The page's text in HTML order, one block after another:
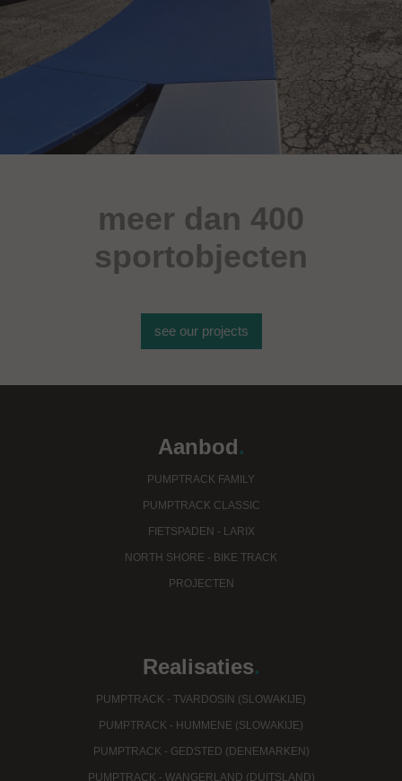
meer dan 400
sportobjecten
see our projects
Aanbod.
PUMPTRACK FAMILY
PUMPTRACK CLASSIC
FIETSPADEN - LARIX
NORTH SHORE - BIKE TRACK
PROJECTEN
Realisaties.
PUMPTRACK - TVARDOSIN (SLOWAKIJE)
PUMPTRACK - HUMMENE (SLOWAKIJE)
PUMPTRACK - GEDSTED (DENEMARKEN)
PUMPTRACK - WANGERLAND (DUITSLAND)